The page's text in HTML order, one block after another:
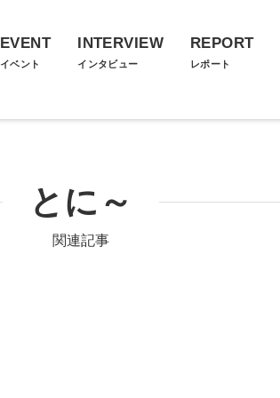
EVENT
イベント
INTERVIEW
インタビュー
REPORT
レポート
とに～
関連記事